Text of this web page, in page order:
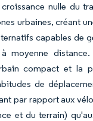
nulle du
urbaines, créant
capables de
moyenne
compact et la
de
par rapport aux
et du terrain)